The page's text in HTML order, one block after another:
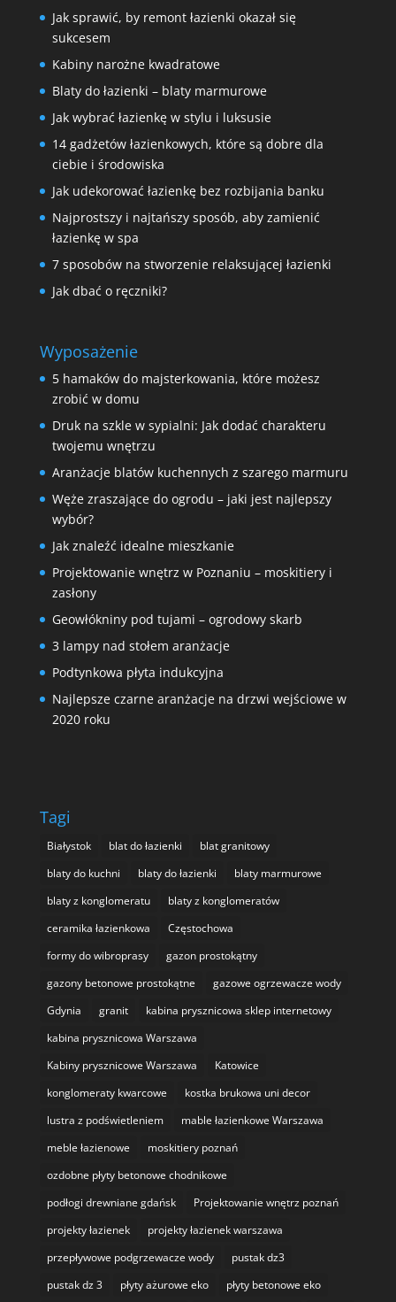
Jak sprawić, by remont łazienki okazał się
sukcesem
Kabiny narożne kwadratowe
Blaty do łazienki – blaty marmurowe
Jak wybrać łazienkę w stylu i luksusie
14 gadżetów łazienkowych, które są dobre dla
ciebie i środowiska
Jak udekorować łazienkę bez rozbijania banku
Najprostszy i najtańszy sposób, aby zamienić
łazienkę w spa
7 sposobów na stworzenie relaksującej łazienki
Jak dbać o ręczniki?
Wyposażenie
5 hamaków do majsterkowania, które możesz
zrobić w domu
Druk na szkle w sypialni: Jak dodać charakteru
twojemu wnętrzu
Aranżacje blatów kuchennych z szarego marmuru
Węże zraszające do ogrodu – jaki jest najlepszy
wybór?
Jak znaleźć idealne mieszkanie
Projektowanie wnętrz w Poznaniu – moskitiery i
zasłony
Geowłókniny pod tujami – ogrodowy skarb
3 lampy nad stołem aranżacje
Podtynkowa płyta indukcyjna
Najlepsze czarne aranżacje na drzwi wejściowe w
2020 roku
Tagi
Białystok blat do łazienki
blat granitowy
blaty do kuchni
blaty do łazienki
blaty marmurowe
blaty z konglomeratu
blaty z konglomeratów
ceramika łazienkowa
Częstochowa
formy do wibroprasy
gazon prostokątny
gazony betonowe prostokątne
gazowe ogrzewacze wody
Gdynia
granit
kabina prysznicowa sklep internetowy
kabina prysznicowa Warszawa
Kabiny prysznicowe Warszawa
Katowice
konglomeraty kwarcowe
kostka brukowa uni decor
lustra z podświetleniem
mable łazienkowe Warszawa
meble łazienowe
moskitiery poznań
ozdobne płyty betonowe chodnikowe
podłogi drewniane gdańsk
Projektowanie wnętrz poznań
projekty łazienek
projekty łazienek warszawa
przepływowe podgrzewacze wody
pustak dz3
pustak dz 3
płyty ażurowe eko płyty betonowe eko